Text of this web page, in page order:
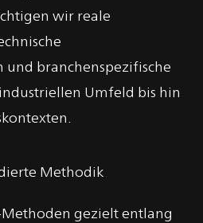
wir reale
branchenspezifische
Umfeld bis hin
Methodik
gezielt entlang